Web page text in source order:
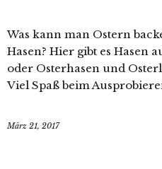
Was kann man Ostern
Hasen? Hier gibt es Hasen
oder Osterhasen und
Viel Spaß beim
März 21, 2017